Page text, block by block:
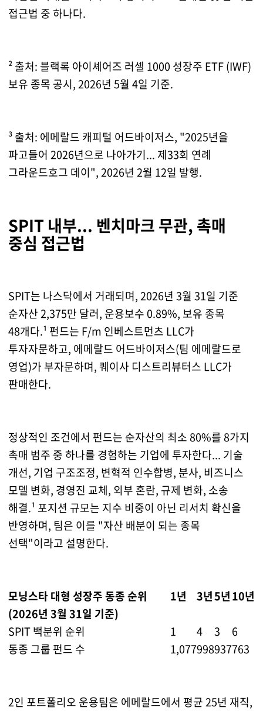
접근법 중 하나다.
² 출처: 블랙록 아이셰어즈 러셀 1000 성장주 ETF (IWF)
보유 종목 공시, 2026년 5월 4일 기준.
³ 출처: 에메랄드 캐피털 어드바이저스, "2025년을
파고들어 2026년으로 나아가기... 제33회 연례
그라운드호그 데이", 2026년 2월 12일 발행.
SPIT 내부... 벤치마크 무관, 촉매
중심 접근법
SPIT는 나스닥에서 거래되며, 2026년 3월 31일 기준
순자산 2,375만 달러, 운용보수 0.89%, 보유 종목
48개다.¹ 펀드는 F/m 인베스트먼츠 LLC가
투자자문하고, 에메랄드 어드바이저스(팀 에메랄드로
영업)가 부자문하며, 퀘이사 디스트리뷰터스 LLC가
판매한다.
정상적인 조건에서 펀드는 순자산의 최소 80%를 8가지
촉매 범주 중 하나를 경험하는 기업에 투자한다... 기술
개선, 기업 구조조정, 변혁적 인수합병, 분사, 비즈니스
모델 변화, 경영진 교체, 외부 혼란, 규제 변화, 소송
해결.¹ 포지션 규모는 지수 비중이 아닌 리서치 확신을
반영하며, 팀은 이를 "자산 배분이 되는 종목
선택"이라고 설명한다.
모닝스타 대형 성장주 동종 순위
(2026년 3월 31일 기준)
1년 3년5년10년
SPIT 백분위 순위 1 4 3
6
동종 그룹 펀드 수
1,077998937763
2인 포트폴리오 운용팀은 에메랄드에서 평균 25년 재직,